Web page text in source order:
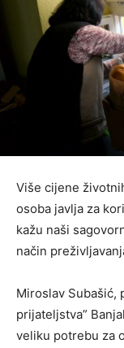
Više cijene
osoba javlja za
kažu naši
način
Miroslav Subašić,
prijateljstva”
veliku potrebu za